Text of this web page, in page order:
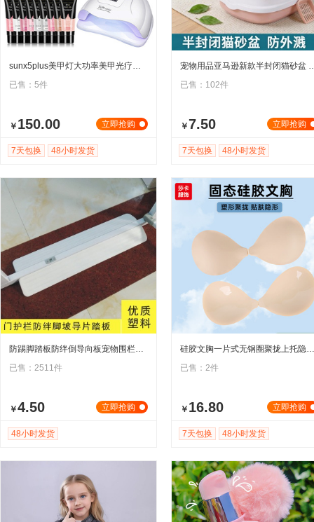
sunx5plus美甲灯大功率美甲光疗机跨境新款led感应美甲机光疗灯
已售：5件
立即抢购
￥ 150.00
7天包换 48小时发货
宠物用品亚马逊新款半封闭
已售：102件
立即抢购
￥7.50
7天包换 48小时发货
防踢脚踏板防绊倒导向板宠物围栏狗栅栏门栏儿童楼梯防护栏配件
已售：2511件
立即抢购
￥4.50
48小时发货
硅胶文胸一片式无钢圈聚拢上托隐形无痕薄杯防水防滑女用固态胸贴
已售：2件
立即抢购
￥ 16.80
7天包换 48小时发货